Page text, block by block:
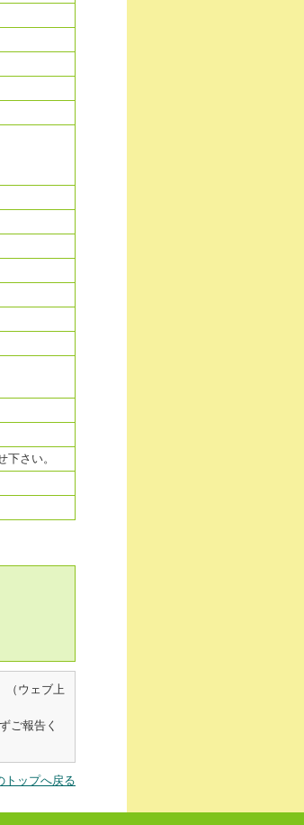
さい。
（ウェブ上
ご報告く
トップへ戻る